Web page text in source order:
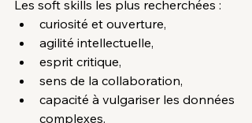
Les soft skills les plus recherchées :
curiosité et ouverture,
agilité intellectuelle,
esprit critique,
sens de la collaboration,
capacité à vulgariser les données
complexes.